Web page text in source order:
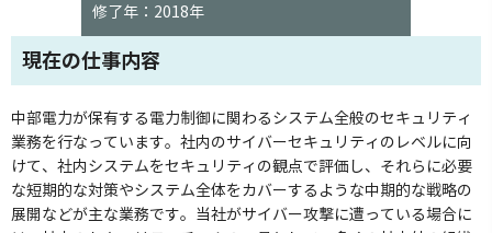
修了年：2018年
現在の仕事内容
中部電力が保有する電力制御に関わるシステム全般のセキュリティ
業務を行なっています。社内のサイバーセキュリティのレベルに向
けて、社内システムをセキュリティの観点で評価し、それらに必要
な短期的な対策やシステム全体をカバーするような中期的な戦略の
展開などが主な業務です。当社がサイバー攻撃に遭っている場合に